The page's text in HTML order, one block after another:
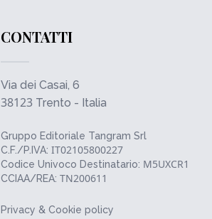
CONTATTI
Via dei Casai, 6
38123 Trento - Italia
Gruppo Editoriale Tangram Srl
C.F./P.IVA: IT02105800227
Codice Univoco Destinatario: M5UXCR1
CCIAA/REA: TN200611
Privacy & Cookie policy